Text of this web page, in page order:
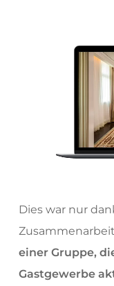
Dies war nur
einer Gruppe,
Gastgewerbe